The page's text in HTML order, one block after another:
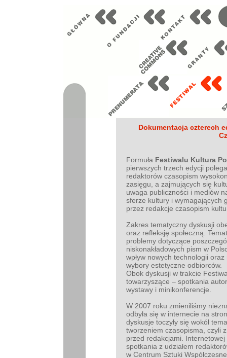
Dokumentacja czterech
Formuła Festiwalu Kultura
pierwszych trzech edycji
redaktorów czasopism
zasięgu, a zajmujących się
uwaga publiczności i mediów
sferze kultury i wymagających
przez redakcje czasopism
Zakres tematyczny dyskusji
oraz refleksję społeczną.
problemy dotyczące
niskonakładowych pism w
wpływ nowych technologii
wybory estetyczne odbiorców.
Obok dyskusji w trakcie
towarzyszące – spotkania
wystawy i minikonferencje.
W 2007 roku zmieniliśmy
odbyła się w internecie na
dyskusje toczyły się wokół
tworzeniem czasopisma, czyli
przed redakcjami. Internetowej
spotkania z udziałem
w Centrum Sztuki